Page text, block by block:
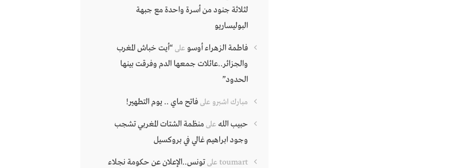
لثلاثة جنود من أسرة واحدة مع جبهة
البوليساريو
فاطمة الزهراء أوسو على“أيت خباش المغرب
والجزائر..عائلات جمعها الدم وفرقت بينها
الحدود”
مبارك اشبرو علىفاتح ماي .. يوم التطهير!
حبيب الله علىمنظمة الشتات المغربي تشجب
وجود ابراهيم غالي في بروكسيل
toumart علىتونس..الإعلان عن حكومة نجلاء